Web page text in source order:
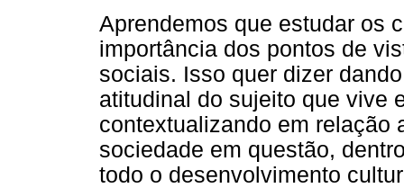
Aprendemos que estudar os
importância dos pontos de
sociais. Isso quer dizer
atitudinal do sujeito que vive
contextualizando em relação
sociedade em questão,
todo o desenvolvimento